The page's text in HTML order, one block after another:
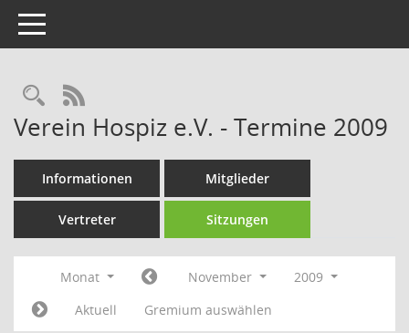
Toggle navigation
Rechercheauswahl
RSS-Feed
Verein Hospiz e.V. - Termine 2009
Informationen Mitglieder
Vertreter Sitzungen
Monat November
2009
Aktuell
Gremium auswählen